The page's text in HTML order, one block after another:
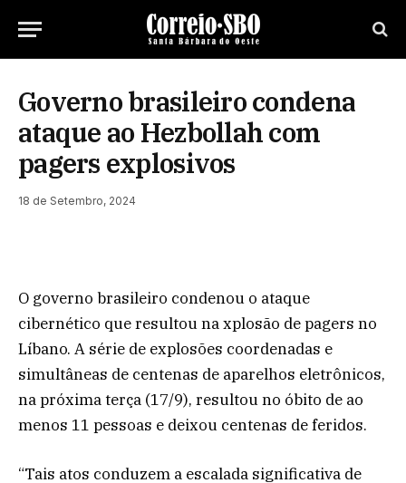
Governo brasileiro condena
ataque ao Hezbollah com
pagers explosivos
18 de Setembro, 2024
O governo brasileiro condenou o ataque
cibernético que resultou na xplosão de pagers no
Líbano. A série de explosões coordenadas e
simultâneas de centenas de aparelhos eletrônicos,
na próxima terça (17/9), resultou no óbito de ao
menos 11 pessoas e deixou centenas de feridos.
“Tais atos conduzem a escalada significativa de